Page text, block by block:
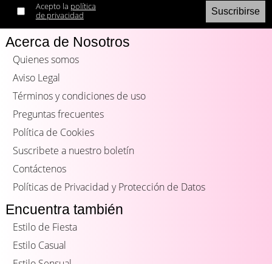
Acepto la política
de privacidad
Acerca de Nosotros
Quienes somos
Aviso Legal
Términos y condiciones de uso
Preguntas frecuentes
Política de Cookies
Suscribete a nuestro boletín
Contáctenos
Políticas de Privacidad y Protección de Datos
Encuentra también
Estilo de Fiesta
Estilo Casual